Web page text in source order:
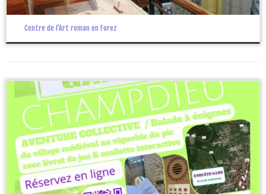
Centre de l’Art roman en Forez